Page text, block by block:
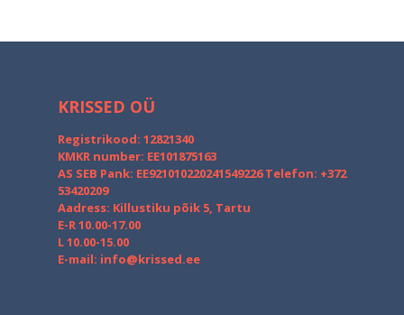
KRISSED OÜ
Registrikood: 12821340
KMKR number: EE101875163
AS SEB Pank: EE921010220241549226 Telefon: +372
53420209
Aadress: Killustiku põik 5, Tartu
E-R 10.00-17.00
L 10.00-15.00
E-mail: info@krissed.ee